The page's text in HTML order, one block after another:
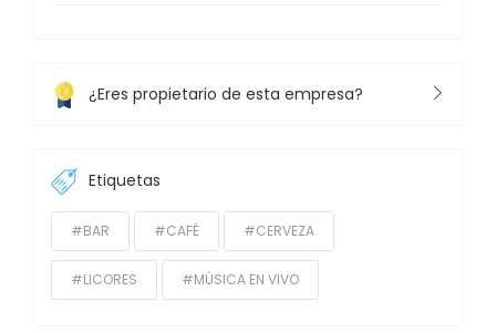
¿Eres propietario de esta empresa?
Etiquetas
#BAR #CAFÉ #CERVEZA
#LICORES #MÚSICA EN VIVO